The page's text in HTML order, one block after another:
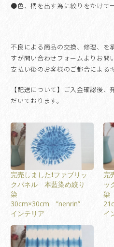
●色、柄を出す為に絞りをかけて
不良による商品の交換、修理、を
すが問い合わせフォームよりお問
支払い後のお客様のご都合による
【配送について】ご入金確認後
だいております。
完売しました❗️ファブリッ
クパネル 本藍染め絞り
染
30cm×30cm ”nenrin”
インテリア
完
ッ
染
イ